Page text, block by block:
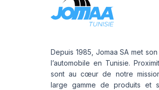
Depuis 1985, Jomaa SA met
l’automobile en Tunisie.
sont au cœur de notre
large gamme de produits et